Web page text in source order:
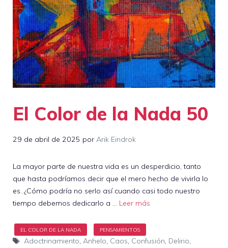
El Color de la Nada 50
29 de abril de 2025 por Arik Eindrok
La mayor parte de nuestra vida es un desperdicio, tanto
que hasta podríamos decir que el mero hecho de vivirla lo
es. ¿Cómo podría no serlo así cuando casi todo nuestro
tiempo debemos dedicarlo a … Leer más
Etiquetas
Adoctrinamiento Anhelo Caos Confusión Delirio